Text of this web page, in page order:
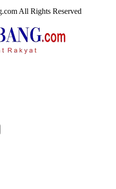
All Rights Reserved